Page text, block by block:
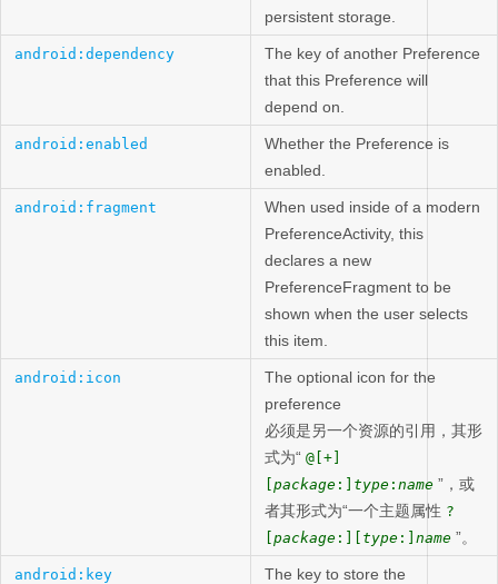
persistent storage.
android:dependency
The key of another Preference
that this Preference will
depend on.
android:enabled
Whether the Preference is
enabled.
android:fragment
When used inside of a modern
PreferenceActivity, this
declares a new
PreferenceFragment to be
shown when the user selects
this item.
android:icon
The optional icon for the
preference
必须是另一个资源的引用，其形
式为“ @[+]
package :] type : name ”，或
者其形式为“一个主题属性 ?
package :][ type :] name ”。
android:key
The key to store the